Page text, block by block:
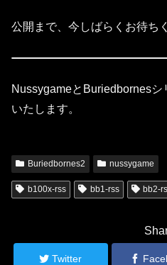
公開まで、今しばらくお待ち
NussygameとBuriedbornes
いたします。
Buriedbornes2 nussygame
b100x-rss bb1-rss bb2-
Twitter